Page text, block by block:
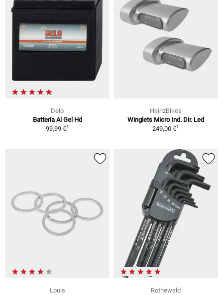
Delo
Batteria Al Gel Hd
99,99 €1
HeinzBikes
Winglets Micro Ind. Dir. Led
249,00 €1
Louis
Rothewald